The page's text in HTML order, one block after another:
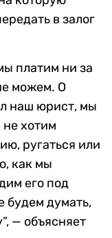
в залог
платим ни за
можем. О
наш юрист, мы
хотим
ругаться или
как мы
его под
будем думать,
— объясняет